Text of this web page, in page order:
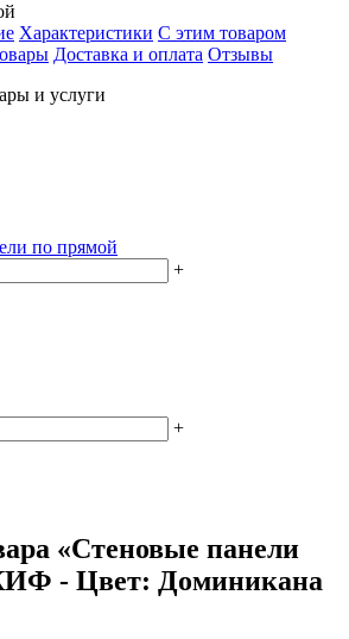
Характеристики С этим товаром
Доставка и оплата Отзывы
и услуги
по прямой
+
+
«Стеновые панели
- Цвет: Доминикана